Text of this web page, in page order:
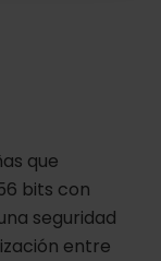
que
bits con
seguridad
entre